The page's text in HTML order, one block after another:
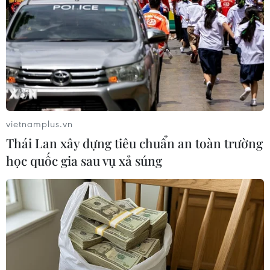
05/06/2025 23:28
Tổng Thư ký Rutte cho biết các mục tiêu mới xác định cụ
thể những năng lực quân sự ưu tiên đầu tư, đảm bảo
NATO duy trì thế trận phòng thủ vững chắc, bảo vệ an
toàn cho hơn 1 tỷ người dân trong khối.
vietnamplus.vn
Thái Lan xây dựng tiêu chuẩn an toàn trường
học quốc gia sau vụ xả súng